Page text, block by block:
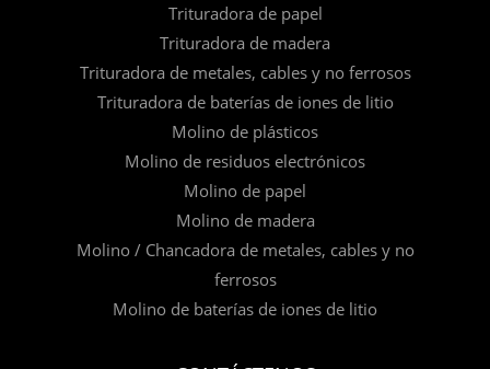
Trituradora de papel
Trituradora de madera
Trituradora de metales, cables y no ferrosos
Trituradora de baterías de iones de litio
Molino de plásticos
Molino de residuos electrónicos
Molino de papel
Molino de madera
Molino / Chancadora de metales, cables y no
ferrosos
Molino de baterías de iones de litio